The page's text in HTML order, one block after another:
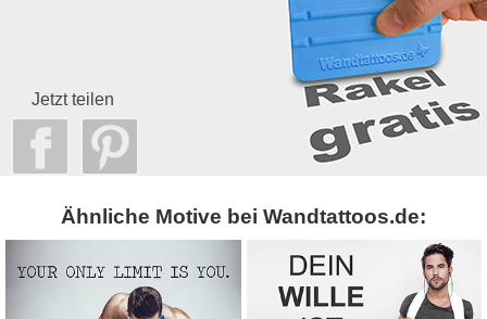
Jetzt teilen
Ähnliche Motive bei Wandtattoos.de: